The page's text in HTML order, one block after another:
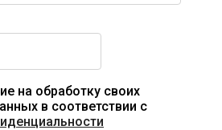
на обработку своих
в соответствии с